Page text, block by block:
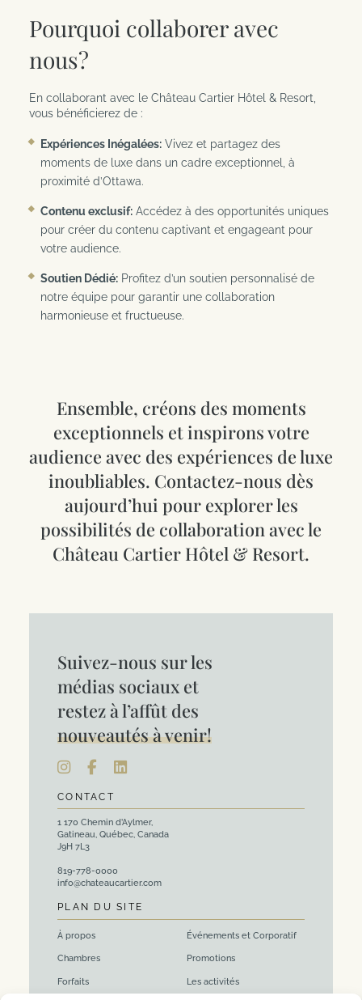
Pourquoi collaborer avec
nous?
En collaborant avec le Château Cartier Hôtel & Resort,
vous bénéficierez de :
Expériences Inégalées:Vivez et partagez des
moments de luxe dans un cadre exceptionnel, à
proximité d’Ottawa.
Contenu exclusif:Accédez à des opportunités uniques
pour créer du contenu captivant et engageant pour
votre audience.
Soutien Dédié:Profitez d’un soutien personnalisé de
notre équipe pour garantir une collaboration
harmonieuse et fructueuse.
Ensemble, créons des moments
exceptionnels et inspirons votre
audience avec des expériences de luxe
inoubliables. Contactez-nous dès
aujourd’hui pour explorer les
possibilités de collaboration avec le
Château Cartier Hôtel & Resort.
Suivez-nous sur les
médias sociaux et
restez à l’affût des
nouveautés à venir!
CONTACT
1 170 Chemin d’Aylmer,
Gatineau, Québec, Canada
J9H 7L3
819-778-0000
info@chateaucartier.com
PLAN DU SITE
À propos
Chambres
Forfaits
Événements et Corporatif
Promotions
Les activités